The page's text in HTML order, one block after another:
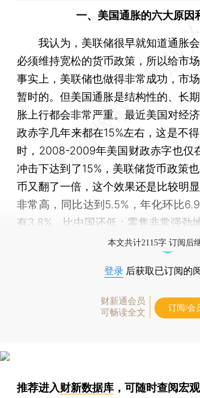
一、美国通胀的六大原因
我认为，美联储很早就知道通胀会
必须维持宽松的货币政策，所以给市
事实上，美联储也做得非常成功，市
暂时的。但美国通胀是结构性的、长
胀上行都会非常严重。最近美国对经
政赤字几年来都在15%左右，这是不
时，2008-2009年美国财政赤字也仅
冲击下达到了15%，美联储货币政策
币又翻了一倍，这个效果还是比较明
非常高，同比达到5.5%，年化环比
有3.8%，比中国还低；零售非常强劲
本文共计2115字 订阅后
登录 后获取已订阅的
财新通会员
可畅读全文
订阅/会
推荐进入财新数据库 ，可随时查阅宏